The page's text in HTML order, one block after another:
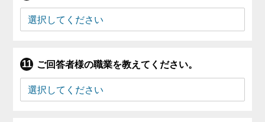
ご回答者様の職業を教えてください。